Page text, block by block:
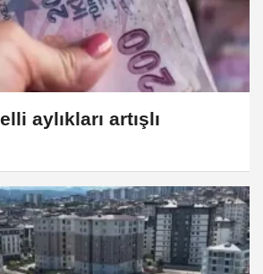
aylıkları artışlı